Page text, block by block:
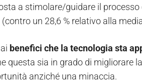
a stimolare/guidare il
(contro un 28,6 % relativo alla
benefici che la tecnologia sta
questa sia in grado di migliorare
anziché una minaccia.